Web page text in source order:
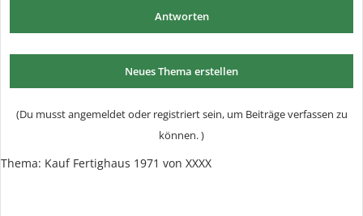
Antworten
Neues Thema erstellen
(Du musst angemeldet oder registriert sein, um Beiträge verfassen zu
können. )
Thema: Kauf Fertighaus 1971 von XXXX